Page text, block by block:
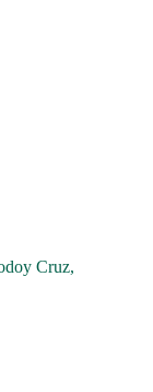
Cruz,